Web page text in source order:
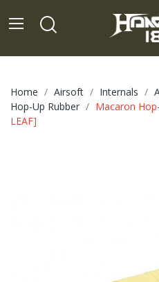
Home Airsoft Internals
Hop-Up Rubber
Macaron
LEAF]